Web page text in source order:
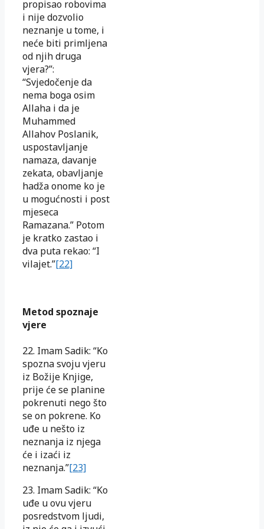
propisao robovima
i nije dozvolio
neznanje u tome, i
neće biti primljena
od njih druga
vjera?”:
“Svjedočenje da
nema boga osim
Allaha i da je
Muhammed
Allahov Poslanik,
uspostavljanje
namaza, davanje
zekata, obavljanje
hadža onome ko je
u mogućnosti i post
mjeseca
Ramazana.” Potom
je kratko zastao i
dva puta rekao: “I
vilajet.”[22]
Metod spoznaje
vjere
22. Imam Sadik: “Ko
spozna svoju vjeru
iz Božije Knjige,
prije će se planine
pokrenuti nego što
se on pokrene. Ko
uđe u nešto iz
neznanja iz njega
će i izaći iz
neznanja.”[23]
23. Imam Sadik: “Ko
uđe u ovu vjeru
posredstvom ljudi,